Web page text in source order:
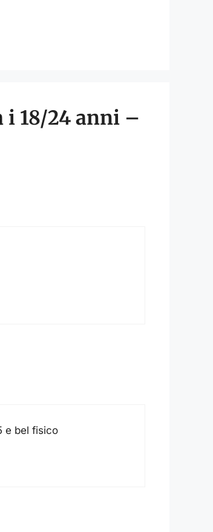
i 18/24 anni –
e bel fisico